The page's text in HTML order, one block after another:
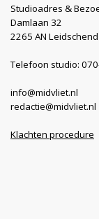
Studioadres &
Damlaan 32
2265 AN
Telefoon studio:
info@midvliet.nl
redactie@midvliet.nl
Klachten procedure